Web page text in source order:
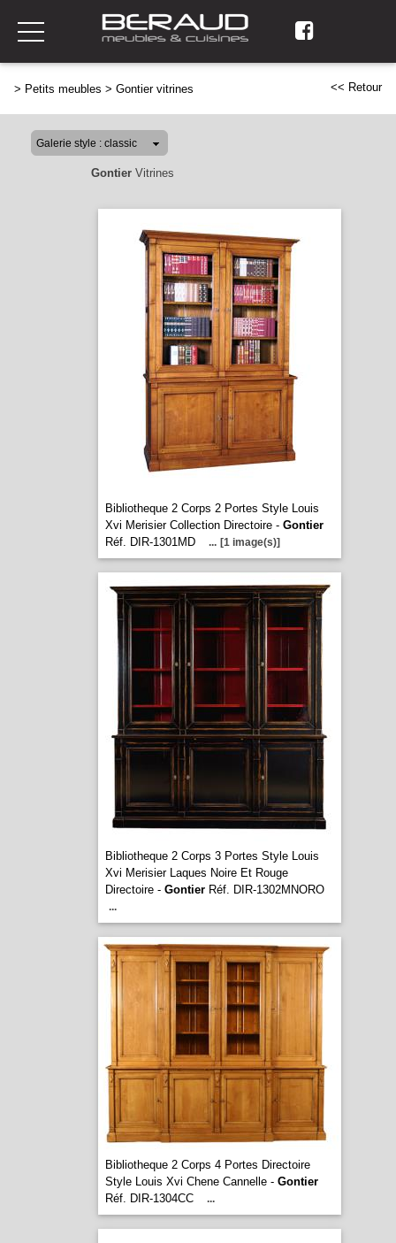
> Petits meubles > Gontier vitrines << Retour
GontierVitrines
Bibliotheque 2 Corps 2 Portes Style Louis
Xvi Merisier Collection Directoire - Gontier
Réf. DIR-1301MD
... [1 image(s)]
Bibliotheque 2 Corps 3 Portes Style Louis
Xvi Merisier Laques Noire Et Rouge
Directoire - GontierRéf. DIR-1302MNORO
...
Bibliotheque 2 Corps 4 Portes Directoire
Style Louis Xvi Chene Cannelle - Gontier
Réf. DIR-1304CC
...